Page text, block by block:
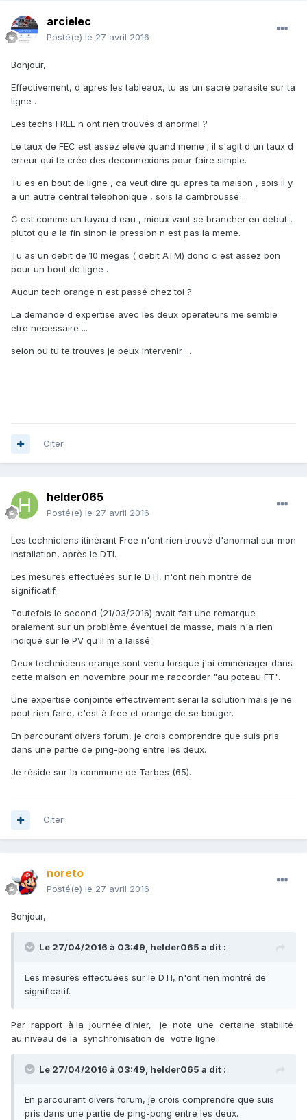
arcielec
Posté(e) le 27 avril 2016
Bonjour,
Effectivement, d apres les tableaux, tu as un sacré parasite sur ta
ligne .
Les techs FREE n ont rien trouvés d anormal ?
Le taux de FEC est assez elevé quand meme ; il s'agit d un taux d
erreur qui te crée des deconnexions pour faire simple.
Tu es en bout de ligne , ca veut dire qu apres ta maison , sois il y
a un autre central telephonique , sois la cambrousse .
C est comme un tuyau d eau , mieux vaut se brancher en debut ,
plutot qu a la fin sinon la pression n est pas la meme.
Tu as un debit de 10 megas ( debit ATM) donc c est assez bon
pour un bout de ligne .
Aucun tech orange n est passé chez toi ?
La demande d expertise avec les deux operateurs me semble
etre necessaire ...
selon ou tu te trouves je peux intervenir ...
Citer
helder065
Posté(e) le 27 avril 2016
Les techniciens itinérant Free n'ont rien trouvé d'anormal sur mon
installation, après le DTI.
Les mesures effectuées sur le DTI, n'ont rien montré de
significatif.
Toutefois le second (21/03/2016) avait fait une remarque
oralement sur un problème éventuel de masse, mais n'a rien
indiqué sur le PV qu'il m'a laissé.
Deux techniciens orange sont venu lorsque j'ai emménager dans
cette maison en novembre pour me raccorder "au poteau FT".
Une expertise conjointe effectivement serai la solution mais je ne
peut rien faire, c'est à free et orange de se bouger.
En parcourant divers forum, je crois comprendre que suis pris
dans une partie de ping-pong entre les deux.
Je réside sur la commune de Tarbes (65).
Citer
noreto
Posté(e) le 27 avril 2016
Bonjour,
Le 27/04/2016 à 03:49, helder065 a dit :
Les mesures effectuées sur le DTI, n'ont rien montré de
significatif.
Par rapport à la journée d'hier, je note une certaine stabilité
au niveau de la synchronisation de votre ligne.
Le 27/04/2016 à 03:49, helder065 a dit :
En parcourant divers forum, je crois comprendre que suis
pris dans une partie de ping-pong entre les deux.